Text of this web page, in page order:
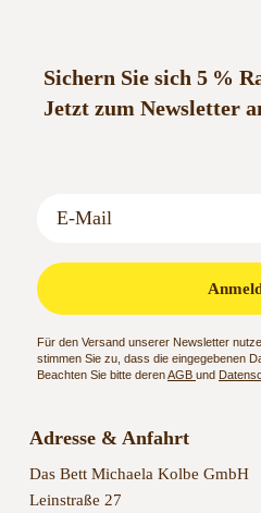
Sichern Sie sich 5 %
Jetzt zum Newsletter
Für den Versand unserer Newsletter
stimmen Sie zu, dass die eingegebenen
Beachten Sie bitte derenAGB und
Adresse & Anfahrt
Das Bett Michaela Kolbe GmbH
Leinstraße 27